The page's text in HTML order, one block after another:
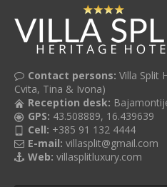
Contact persons: Villa Split
Cvita, Tina & Ivona)
Reception desk:
GPS: 43.508889, 16.439639
Cell: +385 91 132 4444
E-mail: villasplit@gmail.com
Web: villasplitluxury.com